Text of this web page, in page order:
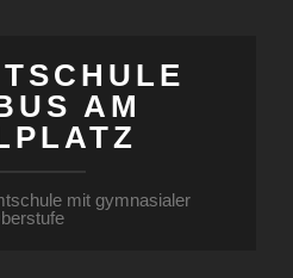
AM
mit gymnasialer